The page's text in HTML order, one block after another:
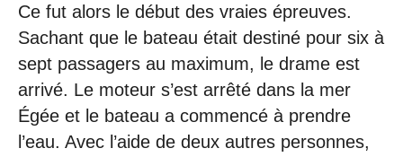
Ce fut alors le début des vraies épreuves.
Sachant que le bateau était destiné pour six à
sept passagers au maximum, le drame est
arrivé. Le moteur s’est arrêté dans la mer
Égée et le bateau a commencé à prendre
l’eau. Avec l’aide de deux autres personnes,